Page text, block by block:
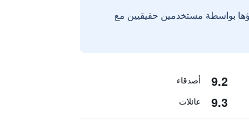
بواسطة مستخدمين حقيقيين مع
9.2 أصدقاء
9.3 عائلات